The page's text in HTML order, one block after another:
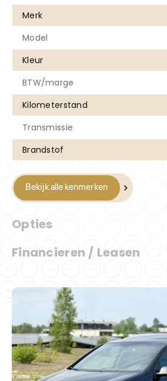
Merk
Model
Kleur
BTW/marge
Kilometerstand
Transmissie
Brandstof
Bekijk alle kenmerken
Opties
Financieren / Leasen